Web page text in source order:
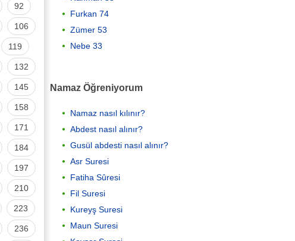
92
106
119
132
145
158
171
184
197
210
223
236
Furkan 74
Zümer 53
Nebe 33
Namaz Öğreniyorum
Namaz nasıl kılınır?
Abdest nasıl alınır?
Gusül abdesti nasıl alınır?
Asr Suresi
Fatiha Sûresi
Fil Suresi
Kureyş Suresi
Maun Suresi